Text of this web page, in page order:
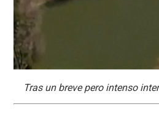
Tras un breve pero intenso